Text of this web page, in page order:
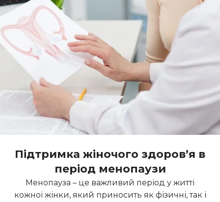
Підтримка жіночого здоровʼя в
період менопаузи
Менопауза – це важливий період у житті
кожної жінки, який приносить як фізичні, так і